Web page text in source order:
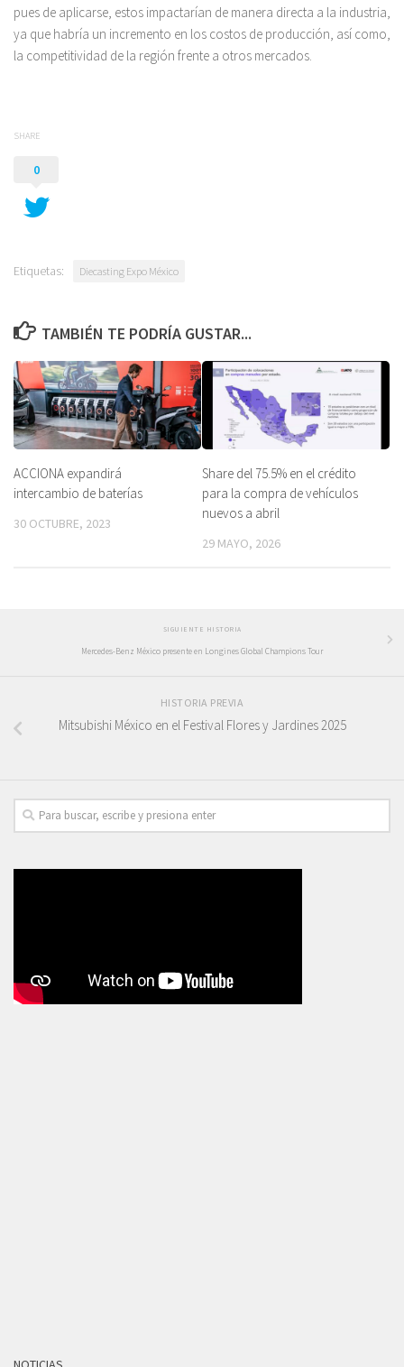
pues de aplicarse, estos impactarían de manera directa a la industria,
ya que habría un incremento en los costos de producción, así como,
la competitividad de la región frente a otros mercados.
SHARE
0
Etiquetas: Diecasting Expo México
TAMBIÉN TE PODRÍA GUSTAR...
ACCIONA expandirá
intercambio de baterías
30 OCTUBRE, 2023
Share del 75.5% en el crédito
para la compra de vehículos
nuevos a abril
29 MAYO, 2026
SIGUIENTE HISTORIA
Mercedes-Benz México presente en Longines Global Champions Tour
HISTORIA PREVIA
Mitsubishi México en el Festival Flores y Jardines 2025